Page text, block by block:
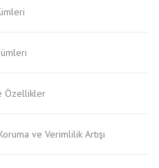
Özellikler
ve Verimlilik Artışı